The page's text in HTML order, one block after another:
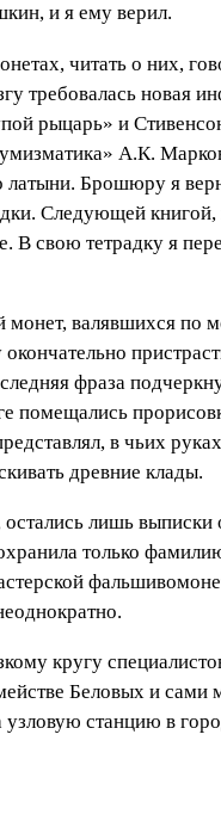
и я ему верил.
читать о них,
требовалась новая
рыцарь» и
А.К.
Брошюру я
Следующей
В свою тетрадку я
валявшихся по
фраза
помещались
в чьих
древние клады.
лишь
только
кругу
Беловых и сами
узловую станцию в